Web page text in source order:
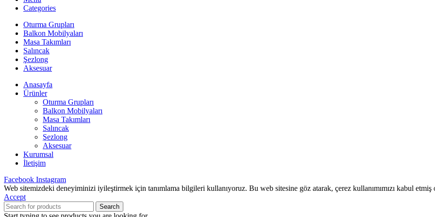
Categories
Oturma Grupları
Balkon Mobilyaları
Masa Takımları
Salıncak
Şezlong
Aksesuar
Anasayfa
Ürünler
Oturma Grupları
Balkon Mobilyaları
Masa Takımları
Salıncak
Şezlong
Aksesuar
Kurumsal
İletişim
Facebook Instagram
Web sitemizdeki deneyiminizi iyileştirmek için tanımlama bilgileri kullanıyoruz. Bu web sitesine göz atarak, çerez kullanımımızı kabul etmiş
Accept
Search